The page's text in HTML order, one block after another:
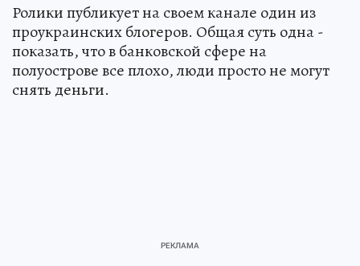
Ролики публикует на своем канале один из
проукраинских блогеров. Общая суть одна -
показать, что в банковской сфере на
полуострове все плохо, люди просто не могут
снять деньги.